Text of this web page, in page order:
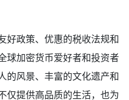
好政策、优惠的税收法规和
球加密货币爱好者和投资者
的风景、丰富的文化遗产和
仅提供高品质的生活，也为